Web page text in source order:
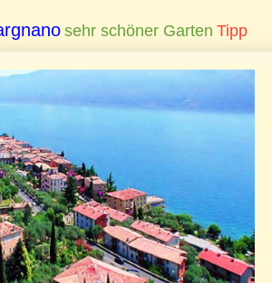
sehr schöner Garten Tipp